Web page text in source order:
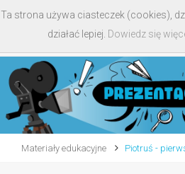
Materiały edukacyjne Piotruś -
Ta strona używa ciasteczek (cookies),
działać lepiej. Dowiedz się